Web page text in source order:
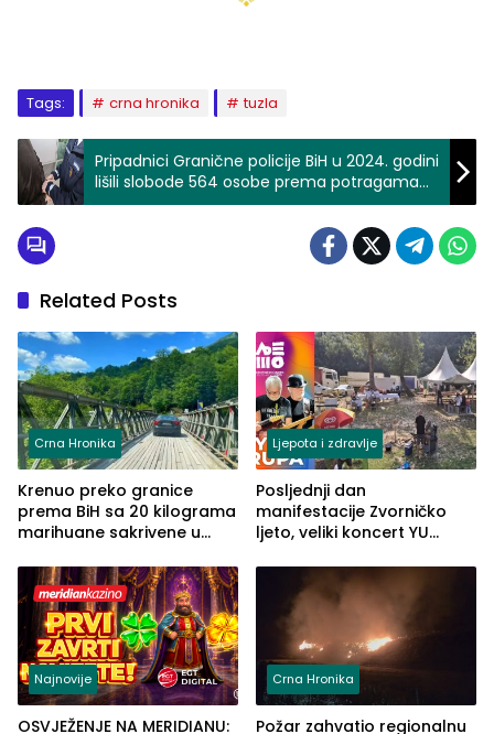
Tags: crna hronika tuzla
Pripadnici Granične policije BiH u 2024. godini
lišili slobode 564 osobe prema potragama
Interpola, sudova i policije
Related Posts
Crna Hronika
Krenuo preko granice
prema BiH sa 20 kilograma
marihuane sakrivene u
Ljepota i zdravlje
Posljednji dan
manifestacije Zvorničko
ljeto, veliki koncert YU
ove godine
Najnovije
OSVJEŽENJE NA MERIDIANU:
Crna Hronika
Požar zahvatio regionalnu